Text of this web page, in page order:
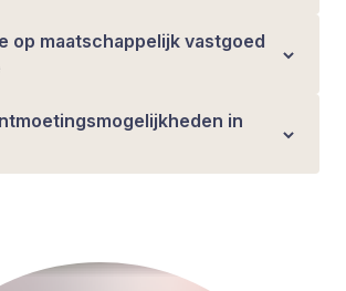
op maatschappelijk vastgoed
in